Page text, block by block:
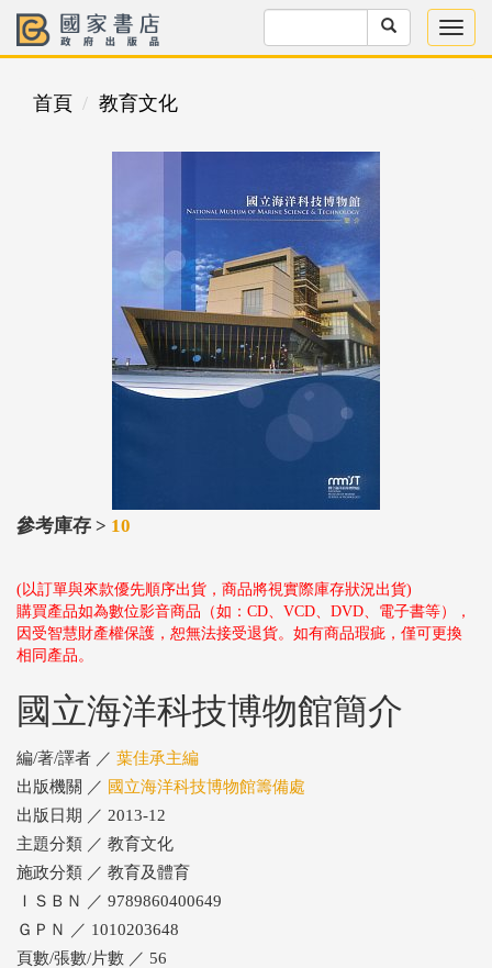
首頁 教育文化
參考庫存 > 10
(以訂單與來款優先順序出貨，商品將視實際庫存狀況出貨)
購買產品如為數位影音商品（如：CD、VCD、DVD、電子書等），
因受智慧財產權保護，恕無法接受退貨。如有商品瑕疵，僅可更換
相同產品。
國立海洋科技博物館簡介
編/著/譯者 ／ 葉佳承主編
出版機關 ／ 國立海洋科技博物館籌備處
出版日期 ／ 2013-12
主題分類 ／ 教育文化
施政分類 ／ 教育及體育
ＩＳＢＮ ／ 9789860400649
ＧＰＮ ／ 1010203648
頁數/張數/片數 ／ 56